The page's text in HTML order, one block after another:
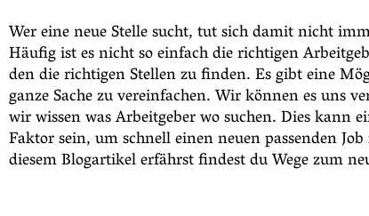
Wer eine neue Stelle sucht, tut sich damit nicht
Häufig ist es nicht so einfach die richtigen
den die richtigen Stellen zu finden. Es gibt eine
ganze Sache zu vereinfachen. Wir können es uns
wir wissen was Arbeitgeber wo suchen. Dies kann
Faktor sein, um schnell einen neuen passenden
diesem Blogartikel erfährst findest du Wege zum